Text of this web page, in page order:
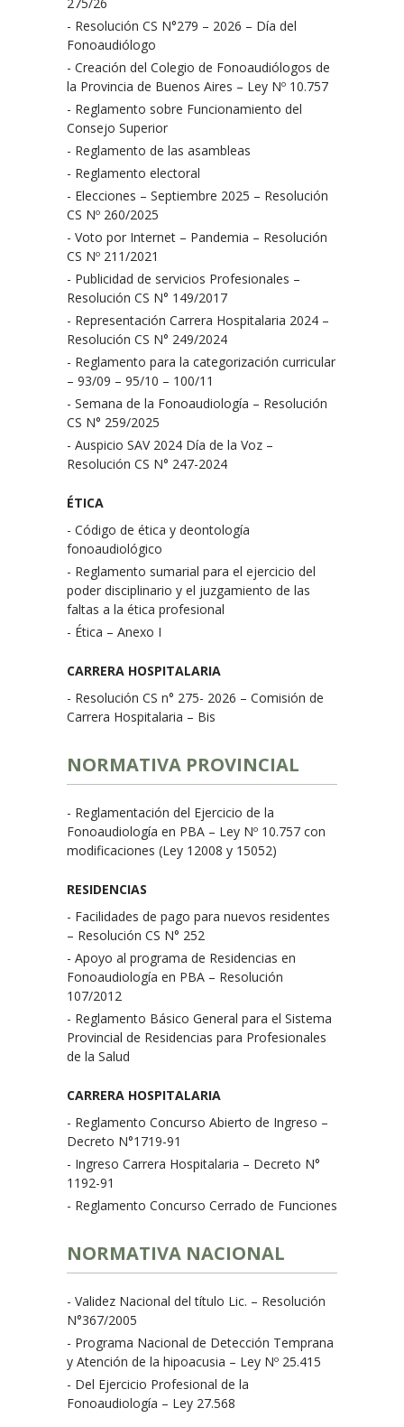
- Resolución CS N°279 – 2026 – Día del
Fonoaudiólogo
- Creación del Colegio de Fonoaudiólogos de
la Provincia de Buenos Aires – Ley Nº 10.757
- Reglamento sobre Funcionamiento del
Consejo Superior
- Reglamento de las asambleas
- Reglamento electoral
- Elecciones – Septiembre 2025 – Resolución
CS Nº 260/2025
- Voto por Internet – Pandemia – Resolución
CS Nº 211/2021
- Publicidad de servicios Profesionales –
Resolución CS N° 149/2017
- Representación Carrera Hospitalaria 2024 –
Resolución CS N° 249/2024
- Reglamento para la categorización curricular
– 93/09 – 95/10 – 100/11
- Semana de la Fonoaudiología – Resolución
CS N° 259/2025
- Auspicio SAV 2024 Día de la Voz –
Resolución CS N° 247-2024
ÉTICA
- Código de ética y deontología
fonoaudiológico
- Reglamento sumarial para el ejercicio del
poder disciplinario y el juzgamiento de las
faltas a la ética profesional
- Ética – Anexo I
CARRERA HOSPITALARIA
- Resolución CS n° 275- 2026 – Comisión de
Carrera Hospitalaria – Bis
NORMATIVA PROVINCIAL
- Reglamentación del Ejercicio de la
Fonoaudiología en PBA – Ley Nº 10.757 con
modificaciones (Ley 12008 y 15052)
RESIDENCIAS
- Facilidades de pago para nuevos residentes
– Resolución CS N° 252
- Apoyo al programa de Residencias en
Fonoaudiología en PBA – Resolución
107/2012
- Reglamento Básico General para el Sistema
Provincial de Residencias para Profesionales
de la Salud
CARRERA HOSPITALARIA
- Reglamento Concurso Abierto de Ingreso –
Decreto N°1719-91
- Ingreso Carrera Hospitalaria – Decreto N°
1192-91
- Reglamento Concurso Cerrado de Funciones
NORMATIVA NACIONAL
- Validez Nacional del título Lic. – Resolución
N°367/2005
- Programa Nacional de Detección Temprana
y Atención de la hipoacusia – Ley Nº 25.415
- Del Ejercicio Profesional de la
Fonoaudiología – Ley 27.568